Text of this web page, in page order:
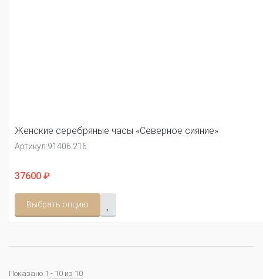
Женские серебряные часы «Северное сияние»
Артикул:91406.216
37600 ₽
Выбрать опцию
Показано 1 - 10 из 10